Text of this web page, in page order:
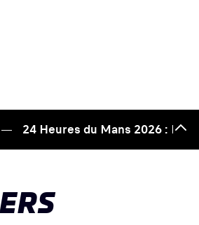
24 Heures du Mans 2026 :
to